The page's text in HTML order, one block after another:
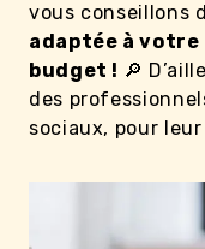
vous conseillons
adaptée à
budget ! 🔎
des
sociaux, pour